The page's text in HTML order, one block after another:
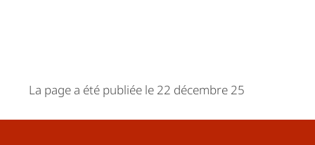
La page a été publiée le 22 décembre 25